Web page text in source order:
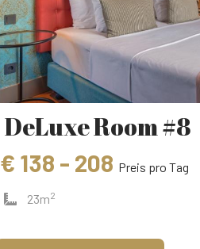
DeLuxe Room #8
€ 138 - 208 Preis pro Tag
23m2